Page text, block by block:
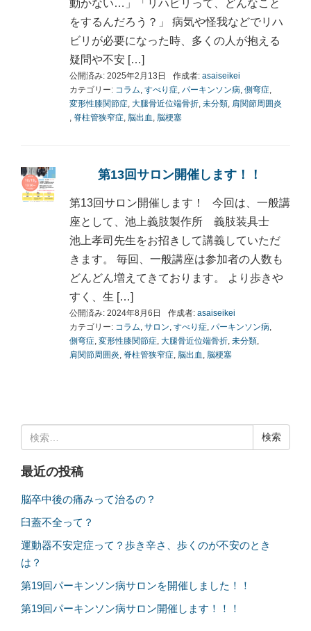
動かない…」「リハビリって、どんなこと
をするんだろう？」 病気や怪我などでリハ
ビリが必要になった時、多くの人が抱える
疑問や不安 […]
公開済み: 2025年2月13日 作成者: asaiseikei
カテゴリー: コラム, すべり症, パーキンソン病, 側弯症,
変形性膝関節症, 大腿骨近位端骨折, 未分類, 肩関節周囲炎
, 脊柱管狭窄症, 脳出血 , 脳梗塞
第13回サロン開催します！！
第13回サロン開催します！ 今回は、一般講
座として、池上義肢製作所 義肢装具士
池上孝司先生をお招きして講義していただ
きます。 毎回、一般講座は参加者の人数も
どんどん増えてきております。 より歩きや
すく、生 […]
公開済み: 2024年8月6日 作成者: asaiseikei
カテゴリー: コラム, サロン, すべり症, パーキンソン病,
側弯症, 変形性膝関節症, 大腿骨近位端骨折, 未分類,
肩関節周囲炎, 脊柱管狭窄症, 脳出血 , 脳梗塞
索:
最近の投稿
脳卒中後の痛みって治るの？
臼蓋不全って？
運動器不安定症って？歩き辛さ、歩くのが不安のとき
は？
第19回パーキンソン病サロンを開催しました！！
第19回パーキンソン病サロン開催します！！！